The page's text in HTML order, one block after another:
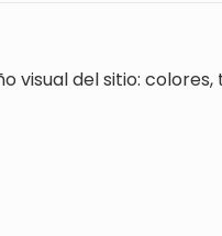
visual del sitio: